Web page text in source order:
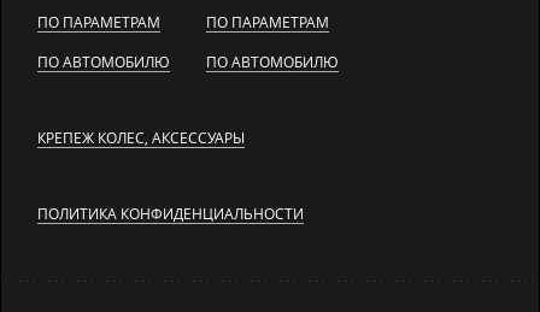
ПО ПАРАМЕТРАМ
ПО АВТОМОБИЛЮ
ПО ПАРАМЕТРАМ
ПО АВТОМОБИЛЮ
КРЕПЕЖ КОЛЕС, АКСЕССУАРЫ
ПОЛИТИКА КОНФИДЕНЦИАЛЬНОСТИ